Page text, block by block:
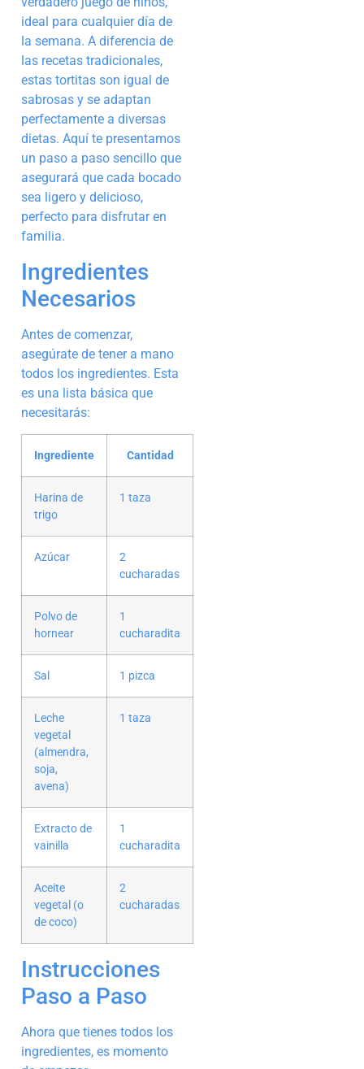
ideal para cualquier día de
la semana. A diferencia de
las recetas tradicionales,
estas tortitas son igual de
sabrosas y se adaptan
perfectamente a diversas
dietas. Aquí te presentamos
un paso a paso sencillo que
asegurará que cada bocado
sea ligero y delicioso,
perfecto para disfrutar en
familia.
Ingredientes
Necesarios
Antes de comenzar,
asegúrate de tener a mano
todos los ingredientes. Esta
es una lista básica que
necesitarás:
Ingrediente Cantidad
Harina de
trigo
1 taza
Azúcar
2
cucharadas
Polvo de
hornear
1
cucharadita
Sal 1 pizca
Leche
vegetal
(almendra,
soja,
avena)
1 taza
Extracto de
vainilla
1
cucharadita
Aceite
vegetal (o
de coco)
2
cucharadas
Instrucciones
Paso a Paso
Ahora que tienes todos los
ingredientes, es momento